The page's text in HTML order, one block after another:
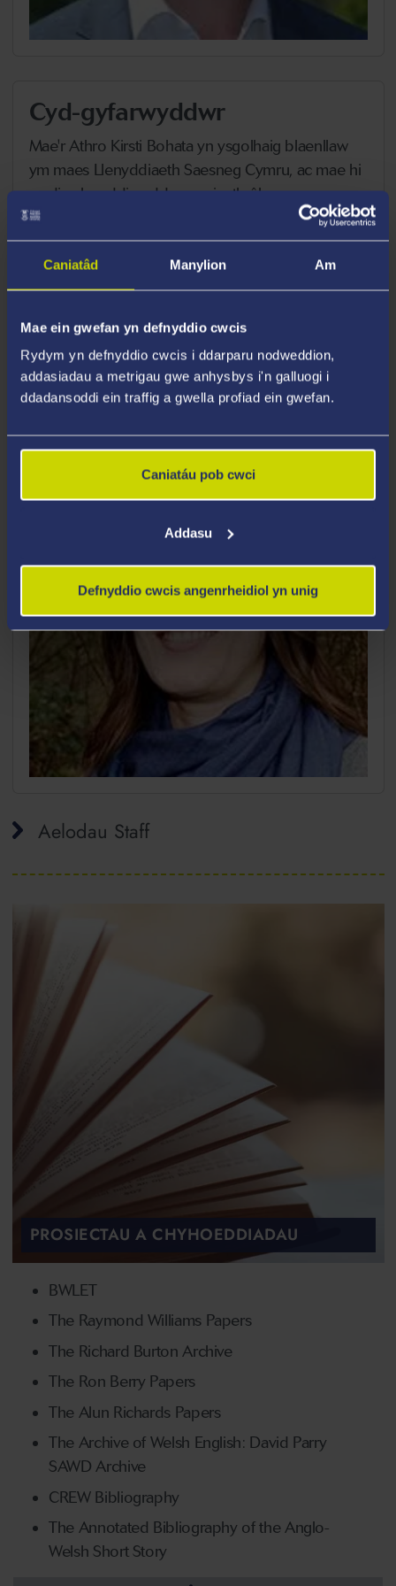
Caniatâd Manylion Am
Mae ein gwefan yn defnyddio cwcis
Rydym yn defnyddio cwcis i ddarparu nodweddion,
addasiadau a metrigau gwe anhysbys i'n galluogi i
ddadansoddi ein traffig a gwella profiad ein gwefan.
Caniatáu pob cwci
Addasu
Defnyddio cwcis angenrheidiol yn unig
Cyd-gyfarwyddwr
Mae'r Athro Kirsti Bohata yn ysgolhaig blaenllaw
ym maes Llenyddiaeth Saesneg Cymru, ac mae hi
wedi cyhoeddi ar ddamcaniaeth ôl-
drefedigaethol, llenyddiaeth cwiar, astudiaethau
anabledd a daearyddiaeth lenyddol o ddiwedd y
bedwaredd ganrif ar bymtheg tan y presennol. Ei
llyfr diweddaraf ywDisability in Industrial
gyhoeddiad mynediad agored llawn.
Athro Kirsti Bohata
Aelodau Staff
PROSIECTAU A CHYHOEDDIADAU
BWLET
The Raymond Williams Papers
The Richard Burton Archive
The Ron Berry Papers
The Alun Richards Papers
The Archive of Welsh English: David Parry
SAWD Archive
CREW Bibliography
The Annotated Bibliography of the Anglo-
Welsh Short Story